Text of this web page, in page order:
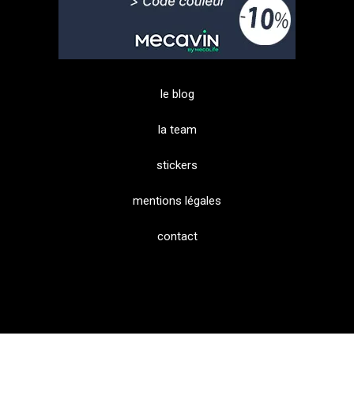
le blog
la team
stickers
mentions légales
contact